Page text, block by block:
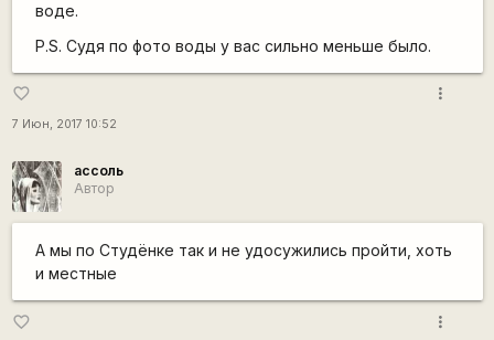
воде.
P.S. Судя по фото воды у вас сильно меньше было.
favorite_border
7 Июн, 2017 10:52
more_vert
ассоль
Автор
А мы по Студёнке так и не удосужились пройти, хоть
и местные
favorite_border more_vert